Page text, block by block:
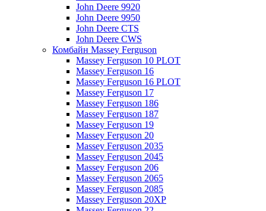
John Deere 9920
John Deere 9950
John Deere CTS
John Deere CWS
Комбайн Massey Ferguson
Massey Ferguson 10 PLOT
Massey Ferguson 16
Massey Ferguson 16 PLOT
Massey Ferguson 17
Massey Ferguson 186
Massey Ferguson 187
Massey Ferguson 19
Massey Ferguson 20
Massey Ferguson 2035
Massey Ferguson 2045
Massey Ferguson 206
Massey Ferguson 2065
Massey Ferguson 2085
Massey Ferguson 20XP